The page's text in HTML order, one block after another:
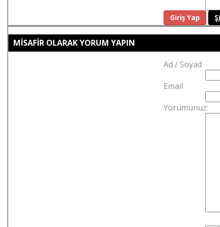
MİSAFİR OLARAK YORUM YAPIN
Ad / Soyad
Email
Yorumunuz: